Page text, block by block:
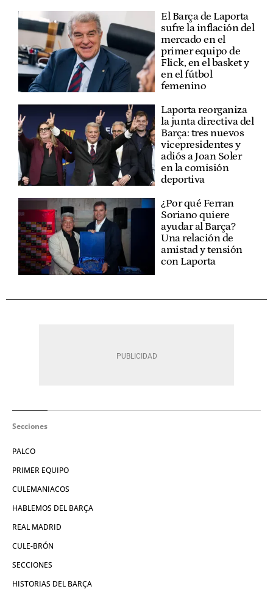
El Barça de Laporta
sufre la inflación del
mercado en el
primer equipo de
Flick, en el basket y
en el fútbol
femenino
Laporta reorganiza
la junta directiva del
Barça: tres nuevos
vicepresidentes y
adiós a Joan Soler
en la comisión
deportiva
¿Por qué Ferran
Soriano quiere
ayudar al Barça?
Una relación de
amistad y tensión
con Laporta
Secciones
PALCO
PRIMER EQUIPO
CULEMANIACOS
HABLEMOS DEL BARÇA
REAL MADRID
CULE-BRÓN
SECCIONES
HISTORIAS DEL BARÇA